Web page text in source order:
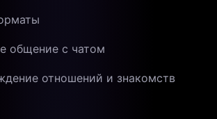
общение с чатом
отношений и знакомств